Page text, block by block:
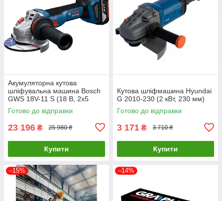
Акумуляторна кутова
шліфувальна машина Bosch
GWS 18V-11 S (18 В, 2х5
А*год) (06019N4002)
Готово до відправки
23 196 ₴ 25 980 ₴
Купити
Кутова шліфмашина Hyundai
G 2010-230 (2 кВт, 230 мм)
Готово до відправки
3 171 ₴ 3 710 ₴
Купити
–15% –14%